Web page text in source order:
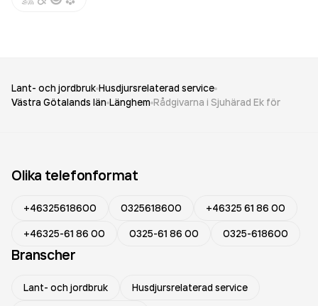
Lant- och jordbruk Husdjursrelaterad service
Västra Götalands län Länghem Rådgivarna i Sjuhärad Ek för
Olika telefonformat
+46325618600 0325618600
+46325 61 86 00
+46325-61 86 00
0325-61 86 00 0325-618600
Branscher
Lant- och jordbruk
Husdjursrelaterad service